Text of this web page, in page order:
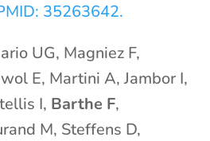
35263642.
UG, Magniez F,
E, Martini A, Jambor I,
I, Barthe F,
M, Steffens D,